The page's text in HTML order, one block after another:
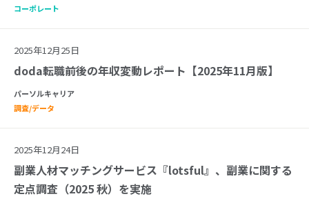
コーポレート
2025年12月25日
doda転職前後の年収変動レポート【2025年11月版】
パーソルキャリア
調査/データ
2025年12月24日
副業人材マッチングサービス『lotsful』、副業に関する
定点調査（2025 秋）を実施